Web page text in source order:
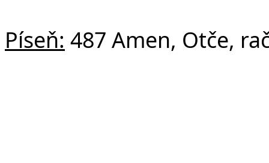
Píseň: 487 Amen, Otče,